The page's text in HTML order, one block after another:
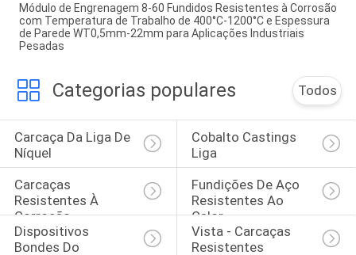
Módulo de Engrenagem 8-60 Fundidos Resistentes à Corrosão
com Temperatura de Trabalho de 400°C-1200°C e Espessura
de Parede WT0,5mm-22mm para Aplicações Industriais
Pesadas
Categorias populares Todos
Carcaça Da Liga De
Níquel
Cobalto Castings
Liga
Carcaças
Resistentes À
Corrosão
Fundições De Aço
Resistentes Ao
Calor
Dispositivos
Bondes Do
Vista - Carcaças
Resistentes